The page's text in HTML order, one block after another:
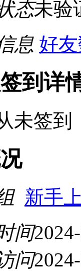
态未验
息 好
到详
未签到
新手
间
问